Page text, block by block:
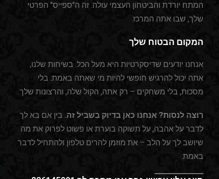
המתח יורדת והביטחון העצמי עולה. זה ה"ספייס" הפרטי
שלך, שבו אתה המרכז.
המקום הבטוח שלך
אנחנו יודעים שדיסקרטיות היא מעל הכל. בשיחות שלנו,
אתה יכול להרגיש חופשי להיות מי שאתה באמת. בלי
מסכות, בלי משחקים – רק אתה, הקול שלה, והרצונות שלך.
רוצה לנסות? אנחנו כאן בדיוק בשביל זה. בין אם בא לך
לדבר על אהבה, על תשוקה בוערת או פשוט לפרוק את מה
שיושב לך על הלב – את מוזמן להרים טלפון ולהתחיל לדבר
באמת.